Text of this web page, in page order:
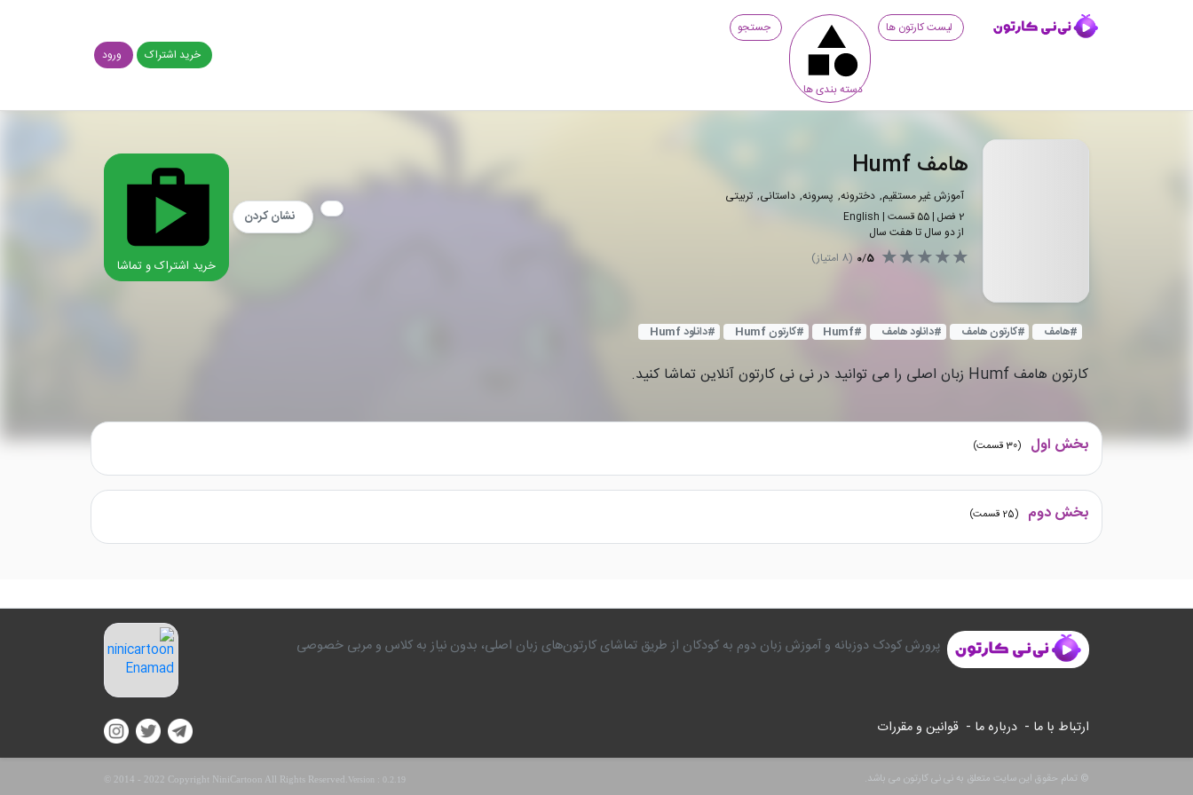
لیست کارتون ها
دسته بندی ها
جستجو
خرید اشتراک
ورود
هامف Humf
آموزش غیر مستقیم دخترونه پسرونه داستانی تربیتی
2 فصل | قسمت |
از دو سال تا هفت سال
0/5
(
8 امتیاز)
نشان کردن
خرید اشتراک و تماشا
#هامف #کارتون هامف #دانلود هامف #
Humf
#کارتون Humf #دانلود Humf
کارتون هامف Humf زبان اصلی را می توانید در نی نی کارتون آنلاین تماشا کنید.
بخش اول (
30 قسمت)
بخش دوم (
25 قسمت)
پرورش کودک دوزبانه و آموزش زبان دوم به کودکان از طریق تماشای کارتون‌های زبان اصلی، بدون نیاز به کلاس و مربی خصوصی
ارتباط با ما - درباره ما - قوانین و مقررات
© تمام حقوق این سایت متعلق به نی نی کارتون می باشد. © 2014 - 2022 Copyright NiniCartoon All Rights Reserved. Version : 0.2.19